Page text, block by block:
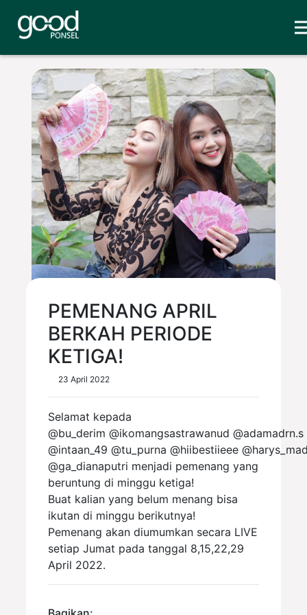
PEMENANG APRIL
BERKAH PERIODE
KETIGA!
23 April 2022
Selamat kepada
@bu_derim @ikomangsastrawanud @adamadrn.s
@intaan_49 @tu_purna @hiibestiieee
@ga_dianaputri menjadi pemenang yang
beruntung di minggu ketiga!
Buat kalian yang belum menang bisa
ikutan di minggu berikutnya!
Pemenang akan diumumkan secara LIVE
setiap Jumat pada tanggal 8,15,22,29
April 2022.